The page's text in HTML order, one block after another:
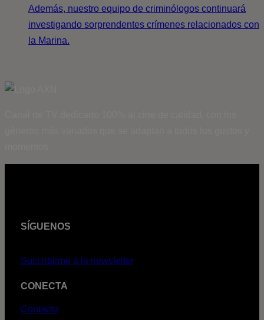
Además, nuestro equipo de criminólogos continuará
investigando sorprendentes crímenes relacionados con
la Marina.
SÍGUENOS
Suscribirme a la newsletter
CONECTA
Contacto